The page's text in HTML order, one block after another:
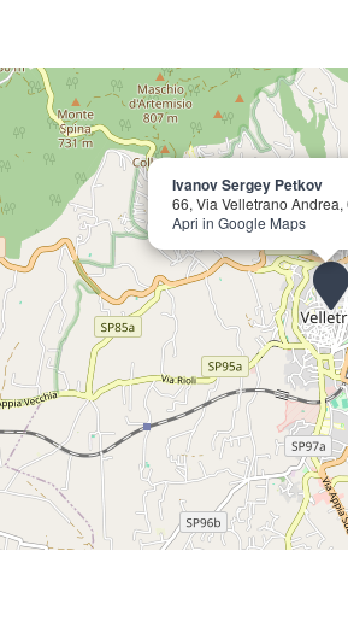
Ivanov Sergey Petkov
66, Via Velletrano
Apri in Google Maps